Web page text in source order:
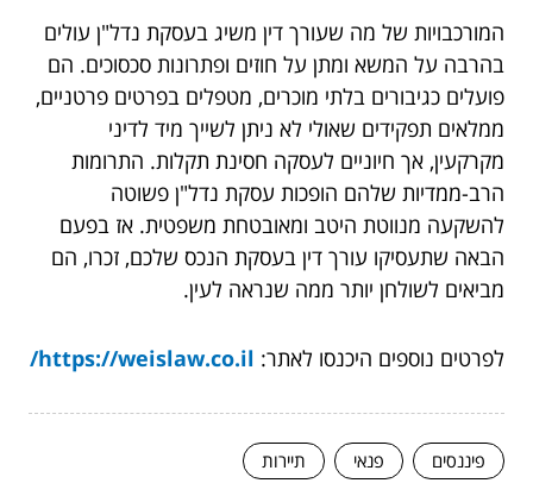
המורכבויות של מה שעורך דין משיג בעסקת נדל"ן עולים
בהרבה על המשא ומתן על חוזים ופתרונות סכסוכים. הם
פועלים כגיבורים בלתי מוכרים, מטפלים בפרטים פרטניים,
ממלאים תפקידים שאולי לא ניתן לשייך מיד לדיני
מקרקעין, אך חיוניים לעסקה חסינת תקלות. התרומות
הרב-ממדיות שלהם הופכות עסקת נדל"ן פשוטה
להשקעה מנווטת היטב ומאובטחת משפטית. אז בפעם
הבאה שתעסיקו עורך דין בעסקת הנכס שלכם, זכרו, הם
מביאים לשולחן יותר ממה שנראה לעין.
לפרטים נוספים היכנסו לאתר: https://weislaw.co.il/
פיננסים פנאי תיירות